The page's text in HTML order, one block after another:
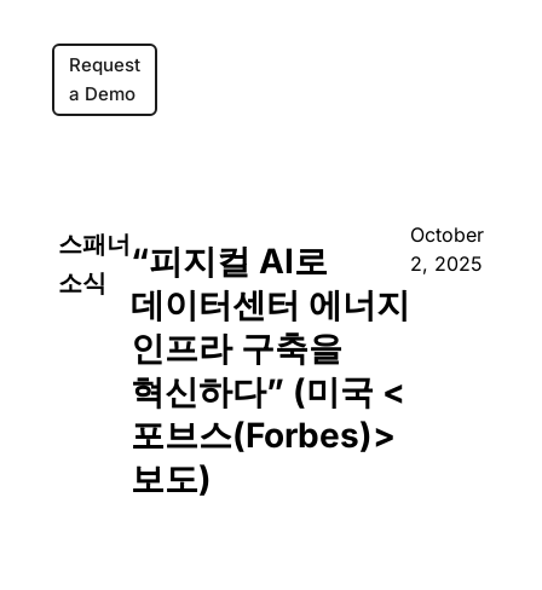
Request
a Demo
스패너
소식
“피지컬 AI로
데이터센터 에너지
인프라 구축을
혁신하다” (미국 <
포브스(Forbes)>
보도)
October
2, 2025